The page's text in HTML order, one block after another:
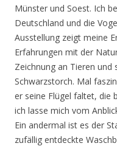
Münster und Soest. Ich
Deutschland und die
Ausstellung zeigt meine
Erfahrungen mit der
Zeichnung an Tieren
Schwarzstorch. Mal
er seine Flügel faltet, die
ich lasse mich vom
Ein andermal ist es der
zufällig entdeckte